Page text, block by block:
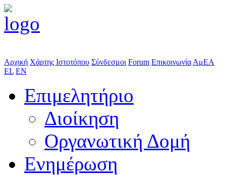
Αρχική Χάρτης Ιστοτόπου Σύνδεσμοι Forum Επικοινωνία ΑμΕΑ
EL EN
Επιμελητήριο
Διοίκηση
Οργανωτική Δομή
Ενημέρωση